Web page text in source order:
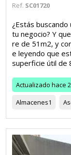
Ref. SC01720
¿Estás
tu negocio? Y
re de 51m2, y
e leyendo que
superficie útil de
Actualizado hace
Almacenes1